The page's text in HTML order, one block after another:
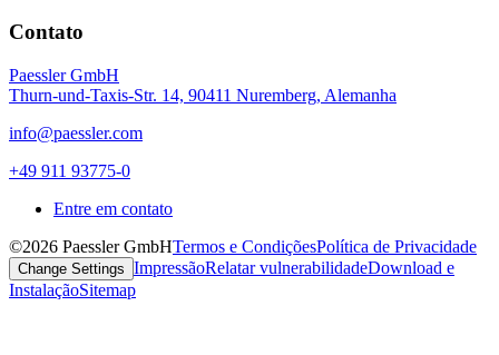
Contato
Paessler GmbH
Thurn-und-Taxis-Str. 14, 90411 Nuremberg, Alemanha
info@paessler.com
+49 911 93775-0
Entre em contato
©2026 Paessler GmbHTermos e CondiçõesPolítica de Privacidade
Change Settings ImpressãoRelatar vulnerabilidadeDownload e
InstalaçãoSitemap